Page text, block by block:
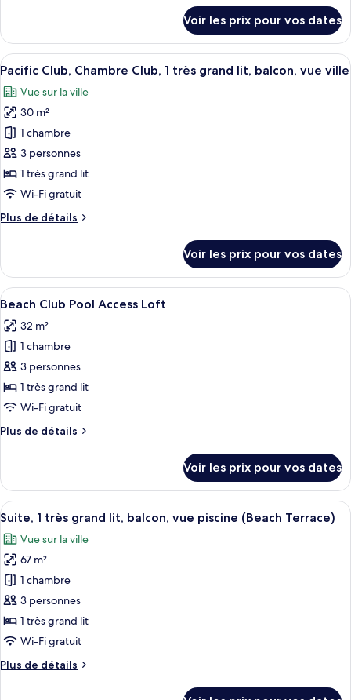
vue
ville
le
type
de
Chambre,
2
chambres,
vue
ville
Voir les prix pour vos dates
Afficher
toutes
les
photos
pour
ce
type
de
chambre :
Pacific
Club,
1
très
grand
lit,
balcon,
vue
ville
Une chambre d’hôtel moderne
8
Pacific Club, Chambre Club, 1 très grand lit, balcon, vue ville
Vue sur la ville
30 m²
1 chambre
3 personnes
1 très grand lit
Wi-Fi gratuit
Plus de détails
Plus
le
type
de
Pacific
Club,
Club,
très
grand
lit,
Voir les prix pour vos dates
Afficher
toutes
les
photos
pour
ce
type
chambre :
Pool
Access
Loft
Une chambre d’hôtel moderne
6
Beach Club Pool Access Loft
32 m²
1 chambre
3 personnes
1 très grand lit
Wi-Fi gratuit
Plus de détails
Plus
le
type
de
Beach
Club
Pool
Access
Loft
Voir les prix pour vos dates
Afficher
toutes
les
photos
pour
ce
type
de
chambre :
Suite,
Une chambre d’hôtel moderne
9
Suite, 1 très grand lit, balcon, vue piscine (Beach Terrace)
Vue sur la ville
67 m²
1 chambre
3 personnes
1 très grand lit
Wi-Fi gratuit
Plus de détails
Plus